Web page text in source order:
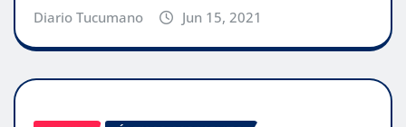
Diario Tucumano Jun 15, 2021